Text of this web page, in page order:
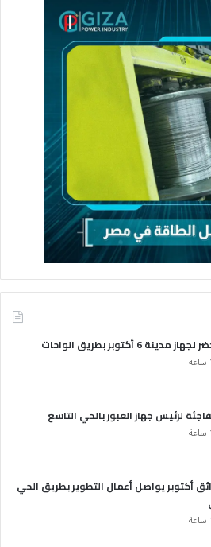
6 أكتوبر بطريق الواحات
لرئيس جهاز العبور بالحي التاسع
أكتوبر يواصل أعمال التطوير بطريق الحي